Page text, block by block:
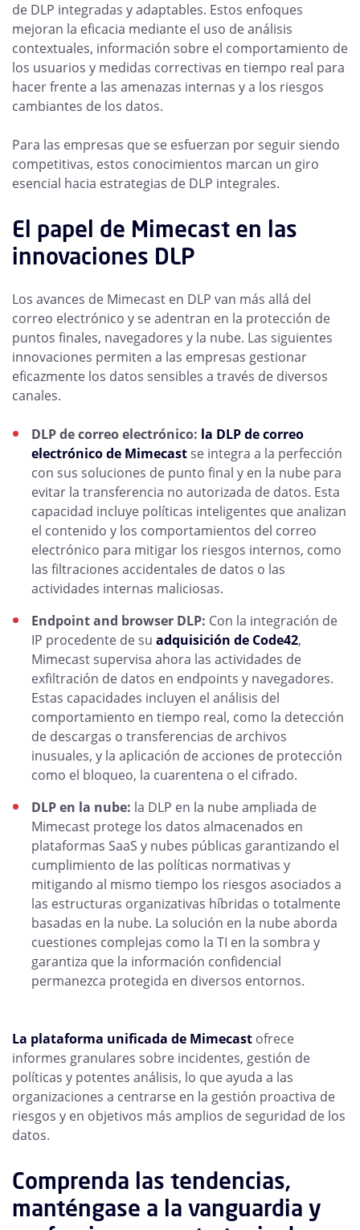
de DLP integradas y adaptables. Estos enfoques
mejoran la eficacia mediante el uso de análisis
contextuales, información sobre el comportamiento de
los usuarios y medidas correctivas en tiempo real para
hacer frente a las amenazas internas y a los riesgos
cambiantes de los datos.
Para las empresas que se esfuerzan por seguir siendo
competitivas, estos conocimientos marcan un giro
esencial hacia estrategias de DLP integrales.
El papel de Mimecast en las
innovaciones DLP
Los avances de Mimecast en DLP van más allá del
correo electrónico y se adentran en la protección de
puntos finales, navegadores y la nube. Las siguientes
innovaciones permiten a las empresas gestionar
eficazmente los datos sensibles a través de diversos
canales.
DLP de correo electrónico: la DLP de correo
electrónico de Mimecastse integra a la perfección
con sus soluciones de punto final y en la nube para
evitar la transferencia no autorizada de datos. Esta
capacidad incluye políticas inteligentes que analizan
el contenido y los comportamientos del correo
electrónico para mitigar los riesgos internos, como
las filtraciones accidentales de datos o las
actividades internas maliciosas.
Endpoint and browser DLP: Con la integración de
IP procedente de su adquisición de Code42,
Mimecast supervisa ahora las actividades de
exfiltración de datos en endpoints y navegadores.
Estas capacidades incluyen el análisis del
comportamiento en tiempo real, como la detección
de descargas o transferencias de archivos
inusuales, y la aplicación de acciones de protección
como el bloqueo, la cuarentena o el cifrado.
DLP en la nube: la DLP en la nube ampliada de
Mimecast protege los datos almacenados en
plataformas SaaS y nubes públicas garantizando el
cumplimiento de las políticas normativas y
mitigando al mismo tiempo los riesgos asociados a
las estructuras organizativas híbridas o totalmente
basadas en la nube. La solución en la nube aborda
cuestiones complejas como la TI en la sombra y
garantiza que la información confidencial
permanezca protegida en diversos entornos.
La plataforma unificada de Mimecast ofrece
informes granulares sobre incidentes, gestión de
políticas y potentes análisis, lo que ayuda a las
organizaciones a centrarse en la gestión proactiva de
riesgos y en objetivos más amplios de seguridad de los
datos.
Comprenda las tendencias,
manténgase a la vanguardia y